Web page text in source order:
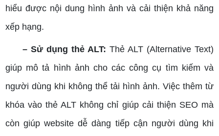
hiểu được nội dung hình ảnh và cải thiện khả năng
xếp hạng.
– Sử dụng thẻ ALT: Thẻ ALT (Alternative Text)
giúp mô tả hình ảnh cho các công cụ tìm kiếm và
người dùng khi không thể tải hình ảnh. Việc thêm từ
khóa vào thẻ ALT không chỉ giúp cải thiện SEO mà
còn giúp website dễ dàng tiếp cận người dùng khi